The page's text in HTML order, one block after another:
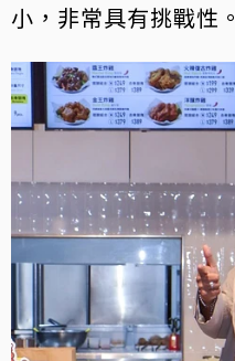
小，非常具有挑戰性。